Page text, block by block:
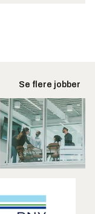
Se flere jobber